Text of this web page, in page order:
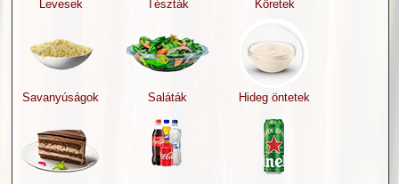
Levesek Tészták Köretek
Savanyúságok Saláták Hideg öntetek